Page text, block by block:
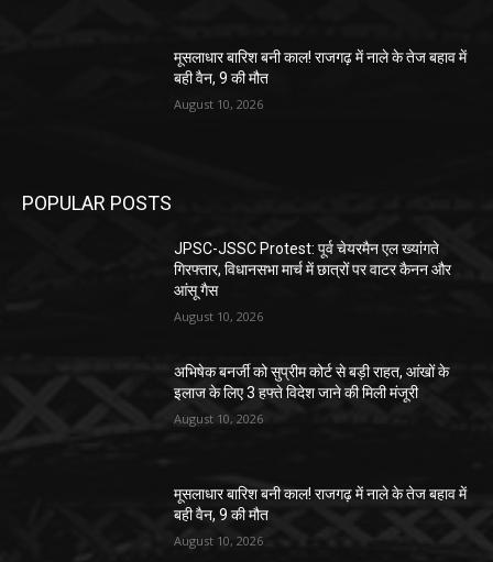
मूसलाधार बारिश बनी काल! राजगढ़ में नाले के तेज बहाव में
बही वैन, 9 की मौत
August 10, 2026
POPULAR POSTS
JPSC-JSSC Protest: पूर्व चेयरमैन एल ख्यांगते
गिरफ्तार, विधानसभा मार्च में छात्रों पर वाटर कैनन और
आंसू गैस
August 10, 2026
अभिषेक बनर्जी को सुप्रीम कोर्ट से बड़ी राहत, आंखों के
इलाज के लिए 3 हफ्ते विदेश जाने की मिली मंजूरी
August 10, 2026
मूसलाधार बारिश बनी काल! राजगढ़ में नाले के तेज बहाव में
बही वैन, 9 की मौत
August 10, 2026